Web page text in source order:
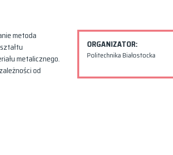
metoda
metalicznego.
od
ORGANIZATOR:
Politechnika Białostocka